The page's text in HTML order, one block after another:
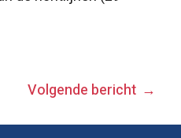
Volgende bericht